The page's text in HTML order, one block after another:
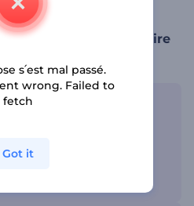
à votre histoire
avec style
d'invitation de mariage
de votre mariage à vos
s՛est mal passé.
wrong. Failed to
fetch
Got it